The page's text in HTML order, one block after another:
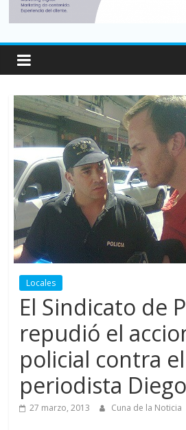
Locales
El Sindicato de
repudió el
policial contra el
periodista
27 marzo, 2013 Cuna de la Noticia